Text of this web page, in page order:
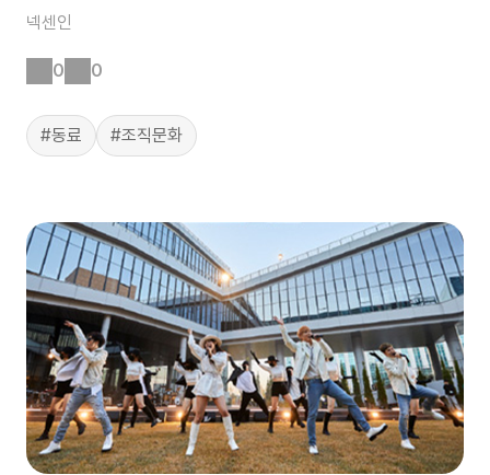
넥센인
0 0
#동료 #조직문화